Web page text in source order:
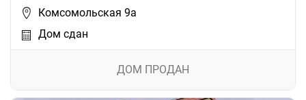
Комсомольская 9а
Дом сдан
ДОМ ПРОДАН